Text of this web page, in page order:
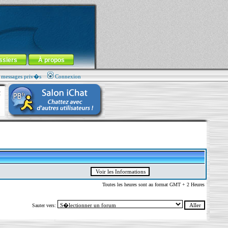
À propos
priv�s Connexion
Toutes les heures sont au format GMT + 2 Heures
Sauter vers: